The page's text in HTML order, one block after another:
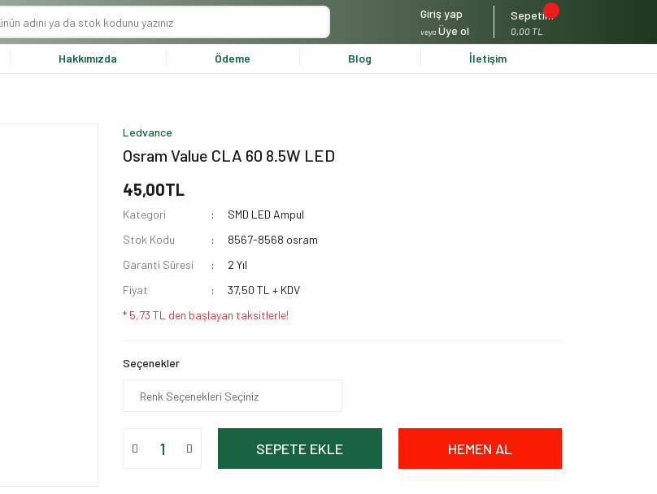
Giriş yap
veya Üye ol
Sepetim
0,00 TL
Hakkımızda Ödeme Blog İletişim
Ledvance
Osram Value CLA 60 8.5W LED
45,00TL
Kategori
SMD LED Ampul
Stok Kodu
8567-8568 osram
Garanti Süresi
2 Yıl
Fiyat
37,50 TL + KDV
* 5,73 TL den başlayan taksitlerle!
Seçenekler
SEPETE EKLE HEMEN AL